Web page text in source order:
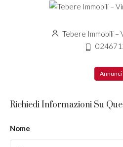
Tebere Immobili –
Annunci
Richiedi Informazioni Su
Nome